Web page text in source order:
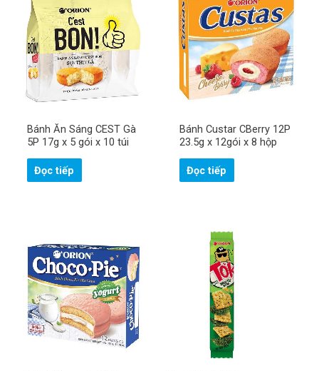
Bánh Ăn Sáng CEST Gà
5P 17g x 5 gói x 10 túi
Đọc tiếp
Bánh Custar CBerry 12P
23.5g x 12gói x 8 hộp
Đọc tiếp